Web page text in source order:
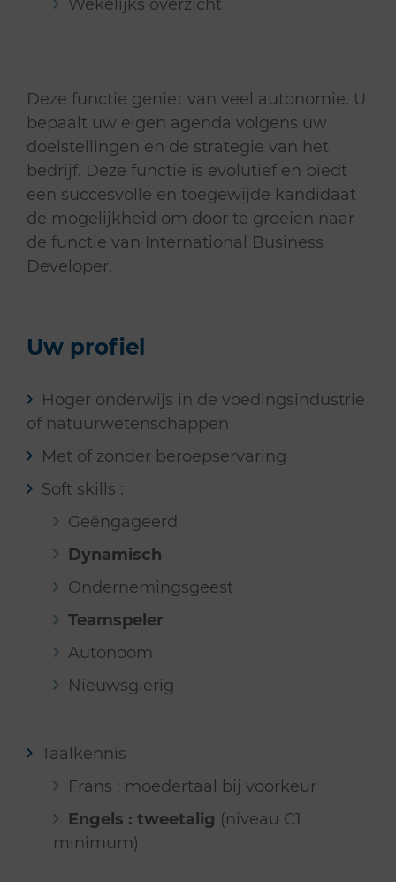
Wekelijks overzicht
Deze functie geniet van veel autonomie. U
bepaalt uw eigen agenda volgens uw
doelstellingen en de strategie van het
bedrijf. Deze functie is evolutief en biedt
een succesvolle en toegewijde kandidaat
de mogelijkheid om door te groeien naar
de functie van International Business
Developer.
Uw profiel
Hoger onderwijs in de voedingsindustrie
of natuurwetenschappen
Met of zonder beroepservaring
Soft skills :
Geëngageerd
Dynamisch
Ondernemingsgeest
Teamspeler
Autonoom
Nieuwsgierig
Taalkennis
Frans : moedertaal bij voorkeur
Engels : tweetalig (niveau C1
minimum)